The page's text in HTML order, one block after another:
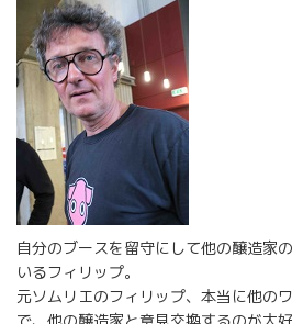
自分のブースを留守にして他の醸造家
いるフィリップ。
元ソムリエのフィリップ、本当に他の